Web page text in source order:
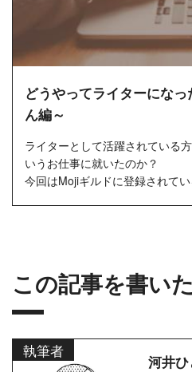
どうやってライターにな
ん編～
ライターとして活躍されている
いうお仕事に就いたのか？
今回はMojiギルドに登録されて
この記事を書い
執筆者
河井